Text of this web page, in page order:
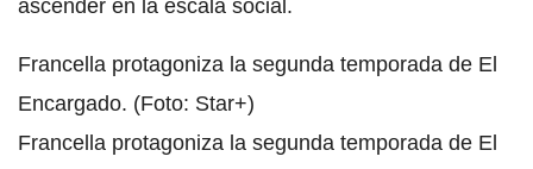
ascender en la escala social.
Francella protagoniza la segunda temporada de El
Encargado. (Foto: Star+)
Francella protagoniza la segunda temporada de El